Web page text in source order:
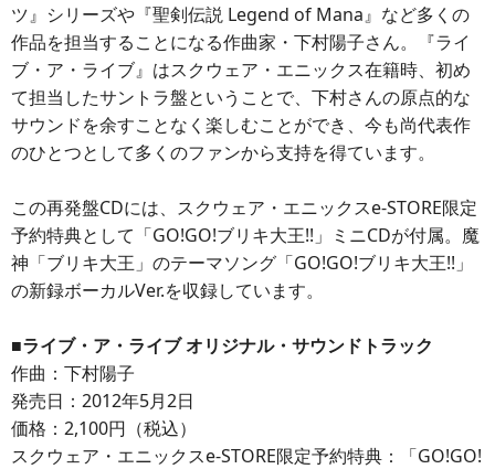
ツ』シリーズや『聖剣伝説 Legend of Mana』など多くの
作品を担当することになる作曲家・下村陽子さん。『ライ
ブ・ア・ライブ』はスクウェア・エニックス在籍時、初め
て担当したサントラ盤ということで、下村さんの原点的な
サウンドを余すことなく楽しむことができ、今も尚代表作
のひとつとして多くのファンから支持を得ています。
この再発盤CDには、スクウェア・エニックスe-STORE限定
予約特典として「GO!GO!ブリキ大王!!」ミニCDが付属。魔
神「ブリキ大王」のテーマソング「GO!GO!ブリキ大王!!」
の新録ボーカルVer.を収録しています。
■ライブ・ア・ライブ オリジナル・サウンドトラック
作曲：下村陽子
発売日：2012年5月2日
価格：2,100円（税込）
スクウェア・エニックスe-STORE限定予約特典：「GO!GO!